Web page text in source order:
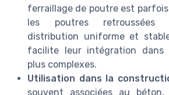
ferraillage de poutre est
les poutres retroussées
distribution uniforme et
facilite leur intégration dans
plus complexes.
Utilisation dans la
souvent associées au